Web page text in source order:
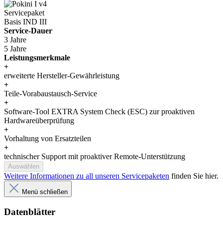
Servicepaket
Basis IND III
Service-Dauer
3 Jahre
5 Jahre
Leistungsmerkmale
+
erweiterte Hersteller-Gewährleistung
+
Teile-Vorabaustausch-Service
+
Software-Tool EXTRA System Check (ESC) zur proaktiven
Hardwareüberprüfung
+
Vorhaltung von Ersatzteilen
+
technischer Support mit proaktiver Remote-Unterstützung
Auswählen
Weitere Informationen zu all unseren Servicepaketen finden Sie hier.
Menü schließen
Datenblätter